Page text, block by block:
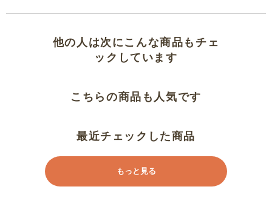
他の人は次にこんな商品もチェ
ックしています
こちらの商品も人気です
最近チェックした商品
もっと見る